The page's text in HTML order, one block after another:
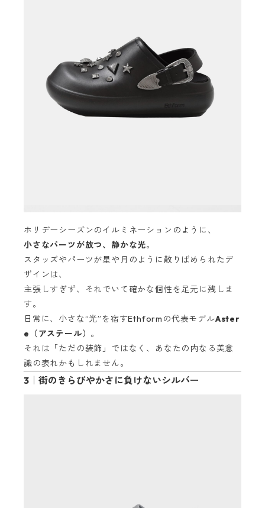
ホリデーシーズンのイルミネーションのように、
小さなパーツが放つ、静かな光。
スタッズやパーツが星や月のように散りばめられたデ
ザインは、
主張しすぎず、それでいて確かな個性を足元に残しま
す。
日常に、小さな“光”を宿すEthformの代表モデルAster
e（アステール） 。
それは「ただの装飾」ではなく、あなたの内なる美意
識の表れかもしれません。
3｜街のきらびやかさに負けないシルバー